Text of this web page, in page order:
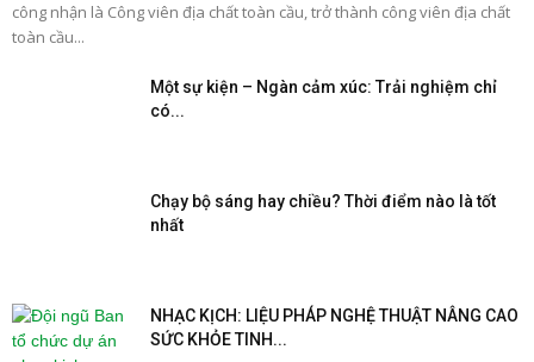
công nhận là Công viên địa chất toàn cầu, trở thành công viên địa chất
toàn cầu...
Một sự kiện – Ngàn cảm xúc: Trải nghiệm chỉ
có...
Chạy bộ sáng hay chiều? Thời điểm nào là tốt
nhất
NHẠC KỊCH: LIỆU PHÁP NGHỆ THUẬT NÂNG CAO
SỨC KHỎE TINH...